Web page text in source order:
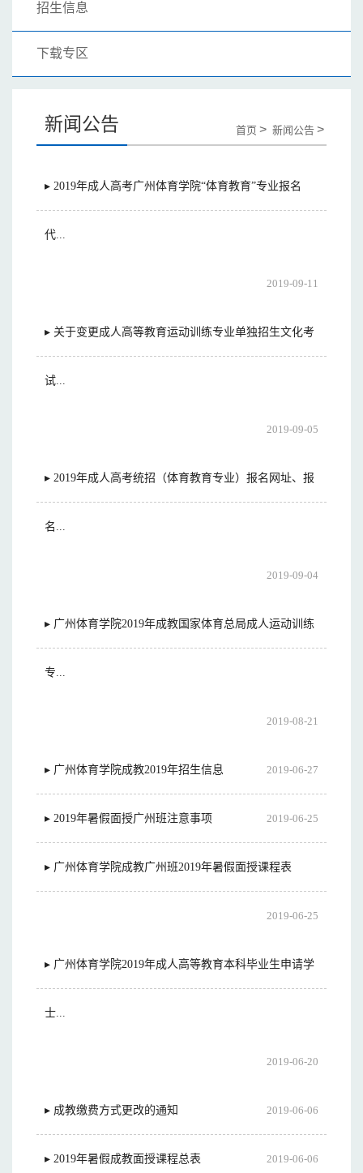
招生信息
下载专区
新闻公告 首页 > 新闻公告 >
▸ 2019年成人高考广州体育学院“体育教育”专业报名
代...
2019-09-11
▸ 关于变更成人高等教育运动训练专业单独招生文化考
试...
2019-09-05
▸ 2019年成人高考统招（体育教育专业）报名网址、报
名...
2019-09-04
▸ 广州体育学院2019年成教国家体育总局成人运动训练
专...
2019-08-21
▸ 广州体育学院成教2019年招生信息 2019-06-27
▸ 2019年暑假面授广州班注意事项 2019-06-25
▸ 广州体育学院成教广州班2019年暑假面授课程表
2019-06-25
▸ 广州体育学院2019年成人高等教育本科毕业生申请学
士...
2019-06-20
▸ 成教缴费方式更改的通知 2019-06-06
▸ 2019年暑假成教面授课程总表 2019-06-06